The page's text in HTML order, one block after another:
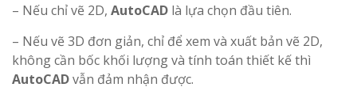
– Nếu chỉ vẽ 2D, AutoCAD là lựa chọn đầu tiên.
– Nếu vẽ 3D đơn giản, chỉ để xem và xuất bản vẽ 2D,
không cần bốc khối lượng và tính toán thiết kế thì
AutoCADvẫn đảm nhận được.